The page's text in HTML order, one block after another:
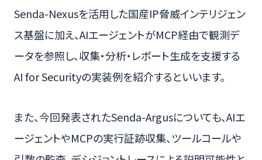
Senda-Nexusを活用した国産IP脅威インテリジェン
ス基盤に加え、AIエージェントがMCP経由で観測デ
ータを参照し、収集・分析・レポート生成を支援する
AI for Securityの実装例を紹介するといいます。
また、今回発表されたSenda-Argusについても、AIエ
ージェントやMCPの実行証跡収集、ツールコールや